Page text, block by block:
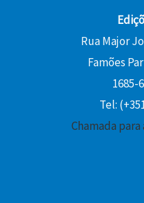
Rua Major
Famões
1685-
Tel:
Chamada